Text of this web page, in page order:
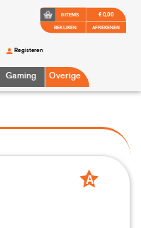
Gaming Overige
Registeren
0 ITEMS
BEKIJKEN
€ 0,00
AFREKENEN
A